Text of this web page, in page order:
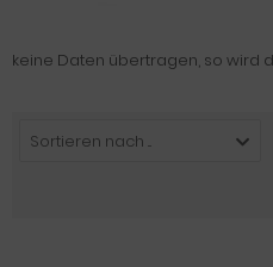
keine Daten übertragen, so wird
Sortieren nach ...